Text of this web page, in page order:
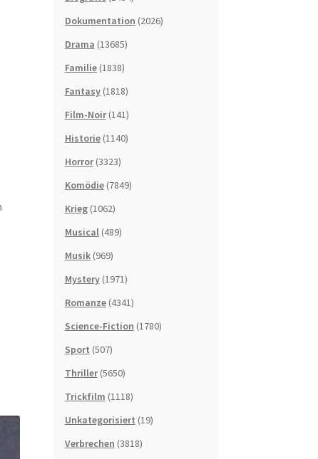
Dokumentation (2026)
Drama (13685)
Familie (1838)
Fantasy (1818)
Film-Noir (141)
Historie (1140)
Horror (3323)
Komödie (7849)
Krieg (1062)
Musical (489)
Musik (969)
Mystery (1971)
Romanze (4341)
Science-Fiction (1780)
Sport (507)
Thriller (5650)
Trickfilm (1118)
Unkategorisiert (19)
Verbrechen (3818)